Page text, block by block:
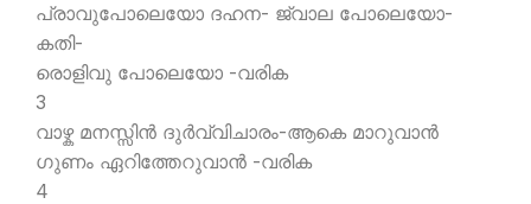
പ്രാവുപോലെയോ ദഹന- ജ്വാല പോലെയോ-
കതി-
രൊളിവു പോലെയോ -വരിക
3
വാഴ്ക മനസ്സിന്‍ ദുര്‍വ്വിചാരം-ആകെ മാറുവാന്‍
ഗുണം ഏറിത്തേറുവാന്‍ -വരിക
4